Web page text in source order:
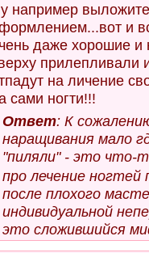
например
и
даже хорошие и
прилепливали
на личение
сами ногти!!!
Ответ: К
наращивания мало
"пиляли" - это что-
про лечение
после плохого
индивидуальной
это сложившийся